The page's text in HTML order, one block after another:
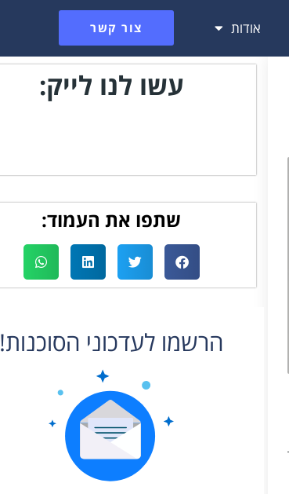
אודות צור קשר
עשו לנו לייק:
שתפו את העמוד:
הרשמו לעדכוני הסוכנות!